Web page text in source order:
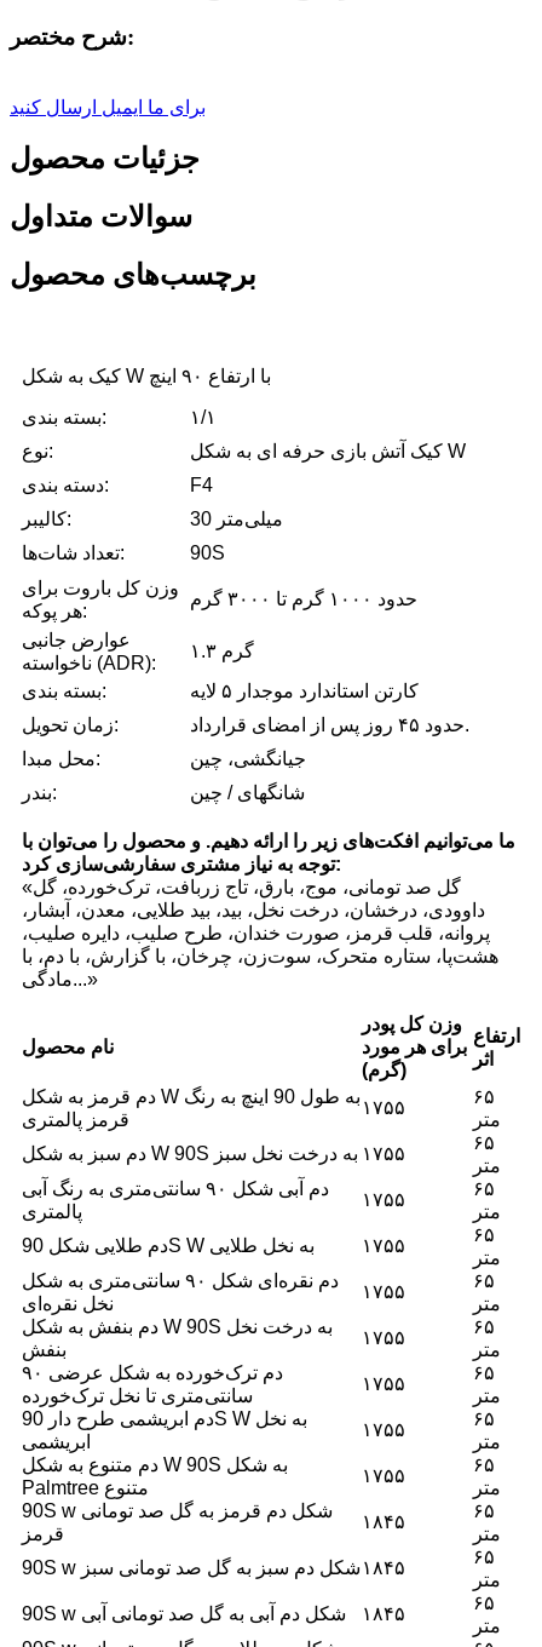
شرح مختصر:
برای ما ایمیل ارسال کنید
جزئیات محصول
سوالات متداول
برچسب‌های محصول
کیک به شکل W با ارتفاع ۹۰ اینچ
بسته بندی:
۱/۱
نوع:
کیک آتش بازی حرفه ای به شکل W
دسته بندی:
F4
کالیبر:
30 میلی‌متر
تعداد شات‌ها:
90S
وزن کل باروت برای
هر پوکه:
حدود ۱۰۰۰ گرم تا ۳۰۰۰ گرم
عوارض جانبی
ناخواسته (ADR):
۱.۳ گرم
بسته بندی:
کارتن استاندارد موجدار ۵ لایه
زمان تحویل:
حدود ۴۵ روز پس از امضای قرارداد.
محل مبدا:
جیانگشی، چین
بندر:
شانگهای / چین
ما می‌توانیم افکت‌های زیر را ارائه دهیم. و محصول را می‌توان با
توجه به نیاز مشتری سفارشی‌سازی کرد:
«گل صد تومانی، موج، بارق، تاج زربافت، ترک‌خورده، گل
داوودی، درخشان، درخت نخل، بید، بید طلایی، معدن، آبشار،
پروانه، قلب قرمز، صورت خندان، طرح صلیب، دایره صلیب،
هشت‌پا، ستاره متحرک، سوت‌زن، چرخان، با گزارش، با دم، با
مادگی...»
نام محصول
وزن کل پودر
برای هر مورد
(گرم)
ارتفاع
اثر
دم قرمز به شکل W به طول 90 اینچ به رنگ
قرمز پالمتری
۱۷۵۵
۶۵
متر
دم سبز به شکل W 90S به درخت نخل سبز ۱۷۵۵
۶۵
متر
دم آبی شکل ۹۰ سانتی‌متری به رنگ آبی
پالمتری
۱۷۵۵
۶۵
متر
دم طلایی شکل 90S W به نخل طلایی
۱۷۵۵
۶۵
متر
دم نقره‌ای شکل ۹۰ سانتی‌متری به شکل
نخل نقره‌ای
۱۷۵۵
۶۵
متر
دم بنفش به شکل W 90S به درخت نخل
بنفش
۱۷۵۵
۶۵
متر
دم ترک‌خورده به شکل عرضی ۹۰
سانتی‌متری تا نخل ترک‌خورده
۱۷۵۵
۶۵
متر
دم ابریشمی طرح دار 90S W به نخل
ابریشمی
۱۷۵۵
۶۵
متر
دم متنوع به شکل W 90S به شکل
Palmtree متنوع
۱۷۵۵
۶۵
متر
90S w شکل دم قرمز به گل صد تومانی
قرمز
۱۸۴۵
۶۵
متر
90S w شکل دم سبز به گل صد تومانی سبز ۱۸۴۵
۶۵
متر
90S w شکل دم آبی به گل صد تومانی آبی
۱۸۴۵
۶۵
متر